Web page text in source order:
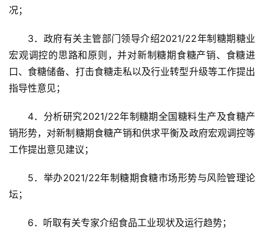
况；
3．政府有关主管部门领导介绍2021/22年制糖期糖业
宏观调控的思路和原则，并对新制糖期食糖产销、食糖进
口、食糖储备、打击食糖走私以及行业转型升级等工作提出
指导性意见；
4．分析研究2021/22年制糖期全国糖料生产及食糖产
销形势，对新制糖期食糖产销和供求平衡及政府宏观调控等
工作提出意见建议；
5．举办2021/22年制糖期食糖市场形势与风险管理论
坛；
6．听取有关专家介绍食品工业现状及运行趋势；